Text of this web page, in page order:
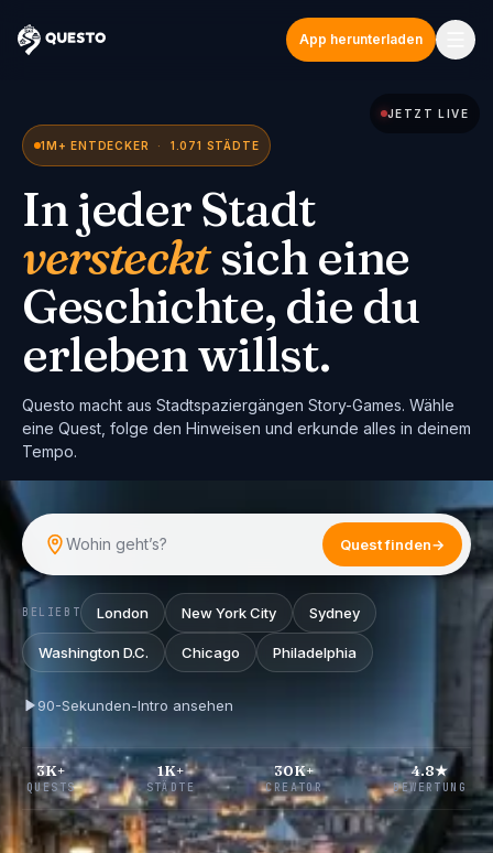
Questo
App herunterladen
JETZT LIVE
1M+ ENTDECKER · 1.071 STÄDTE
In jeder Stadt
verstecktsich eine
Geschichte, die du
erleben willst.
Questo macht aus Stadtspaziergängen Story-Games. Wähle
eine Quest, folge den Hinweisen und erkunde alles in deinem
Tempo.
Wohin geht’s? Quest finden→
BELIEBT London New York City Sydney
Washington D.C. Chicago Philadelphia
90-Sekunden-Intro ansehen
3K+
QUESTS
1K+
STÄDTE
30K+
CREATOR
4.8★
BEWERTUNG